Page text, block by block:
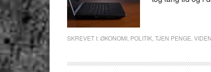
SKREVET I:ØKONOMI POLITIK TJEN PENGE